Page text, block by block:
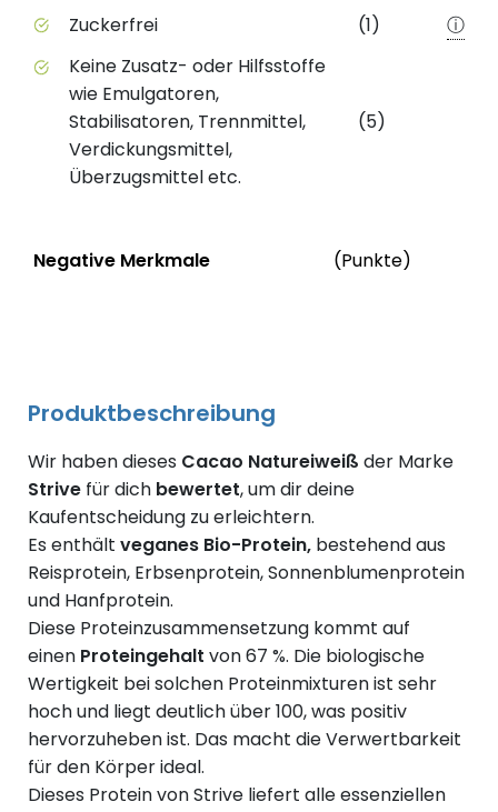
Zuckerfrei (1)
ⓘ
Keine Zusatz- oder Hilfsstoffe
wie Emulgatoren,
Stabilisatoren, Trennmittel,
Verdickungsmittel,
Überzugsmittel etc.
(5)
Status
Negative Merkmale (Punkte)
Produktbeschreibung
Wir haben dieses Cacao Natureiweiß der Marke
Strive für dich bewertet, um dir deine
Kaufentscheidung zu erleichtern.
Es enthält veganes Bio-Protein, bestehend aus
Reisprotein, Erbsenprotein, Sonnenblumenprotein
und Hanfprotein.
Diese Proteinzusammensetzung kommt auf
einen Proteingehalt von 67 %. Die biologische
Wertigkeit bei solchen Proteinmixturen ist sehr
hoch und liegt deutlich über 100, was positiv
hervorzuheben ist. Das macht die Verwertbarkeit
für den Körper ideal.
Dieses Protein von Strive liefert alle essenziellen